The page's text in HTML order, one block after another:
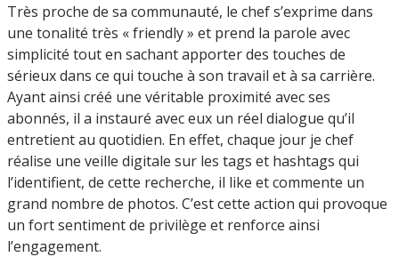
Très proche de sa communauté, le chef s’exprime dans
une tonalité très « friendly » et prend la parole avec
simplicité tout en sachant apporter des touches de
sérieux dans ce qui touche à son travail et à sa carrière.
Ayant ainsi créé une véritable proximité avec ses
abonnés, il a instauré avec eux un réel dialogue qu’il
entretient au quotidien. En effet, chaque jour je chef
réalise une veille digitale sur les tags et hashtags qui
l’identifient, de cette recherche, il like et commente un
grand nombre de photos. C’est cette action qui provoque
un fort sentiment de privilège et renforce ainsi
l’engagement.